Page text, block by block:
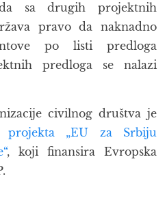
sa drugih projektnih
pravo da naknadno
po listi predloga
predloga se nalazi
civilnog društva je
projekta „EU za Srbiju
, koji finansira Evropska